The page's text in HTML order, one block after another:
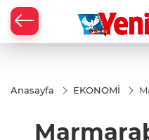
Anasayfa EKONOMİ